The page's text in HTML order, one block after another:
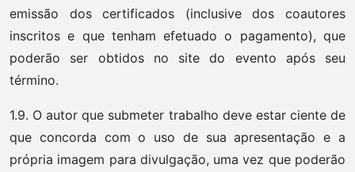
emissão dos certificados (inclusive dos coautores
inscritos e que tenham efetuado o pagamento), que
poderão ser obtidos no site do evento após seu
término.
1.9. O autor que submeter trabalho deve estar ciente de
que concorda com o uso de sua apresentação e a
própria imagem para divulgação, uma vez que poderão